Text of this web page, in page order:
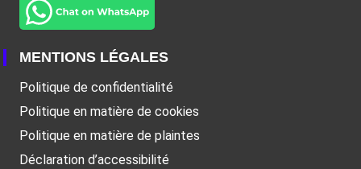
MENTIONS LÉGALES
Politique de confidentialité
Politique en matière de cookies
Politique en matière de plaintes
Déclaration d’accessibilité